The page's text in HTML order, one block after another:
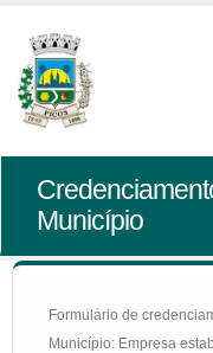
Município
Formulário de
Município: Empresa